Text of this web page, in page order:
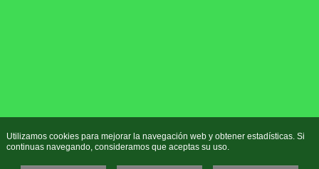
Utilizamos cookies para mejorar la navegación web y obtener estadísticas. Si
continuas navegando, consideramos que aceptas su uso.